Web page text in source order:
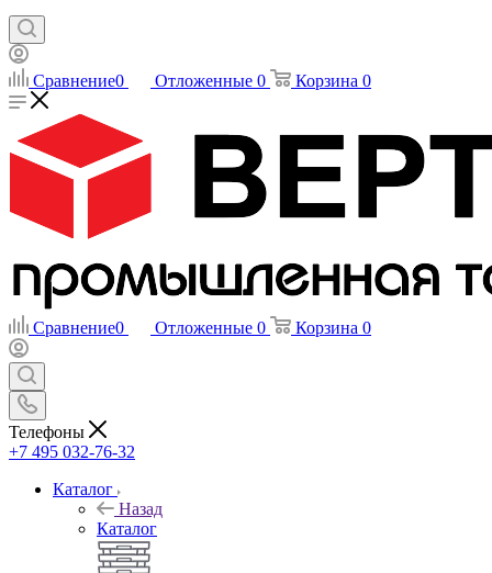
Сравнение0 Отложенные 0 Корзина 0
Сравнение0 Отложенные 0 Корзина 0
Телефоны
+7 495 032-76-32
Каталог
Назад
Каталог